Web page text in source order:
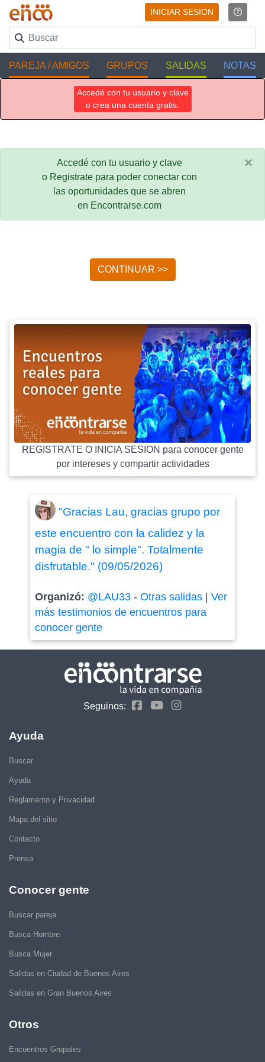
INICIAR SESION
PAREJA / AMIGOS GRUPOS SALIDAS NOTAS
Accedé con tu usuario y clave
o crea una cuenta gratis.
Accedé con tu usuario y clave
o Registrate para poder conectar con
las oportunidades que se abren
en Encontrarse.com
×
CONTINUAR >>
REGISTRATE O INICIA SESION para conocer gente
por intereses y compartir actividades
"Gracias Lau, gracias grupo por
este encuentro con la calidez y la
magia de " lo simple". Totalmente
disfrutable." (09/05/2026)
Organizó: @LAU33- Otras salidas| Ver
más testimonios de encuentros para
conocer gente
Seguinos:
Ayuda
Buscar
Ayuda
Reglamento y Privacidad
Mapa del sitio
Contacto
Prensa
Conocer gente
Buscar pareja
Busca Hombre
Busca Mujer
Salidas en Ciudad de Buenos Aires
Salidas en Gran Buenos Aires
Otros
Encuentros Grupales